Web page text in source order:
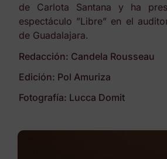
de Carlota Santana y ha
espectáculo ”Libre” en el
de Guadalajara.
Redacción: Candela Rousseau
Edición: Pol Amuriza
Fotografía: Lucca Domit